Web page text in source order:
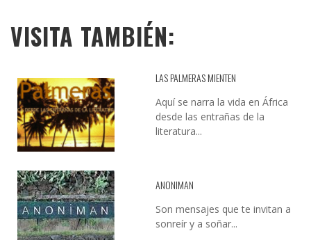
VISITA TAMBIÉN:
LAS PALMERAS MIENTEN
Aquí se narra la vida en África
desde las entrañas de la
literatura...
ANONIMAN
Son mensajes que te invitan a
sonreír y a soñar...